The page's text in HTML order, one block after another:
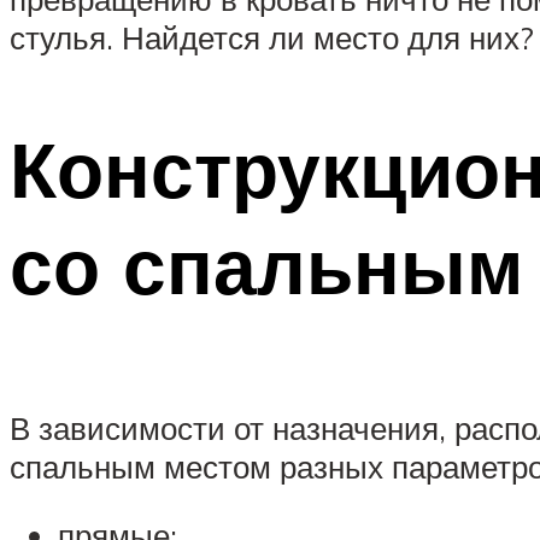
стулья. Найдется ли место для них?
со
В зависимости от назначения,
спальным местом разных